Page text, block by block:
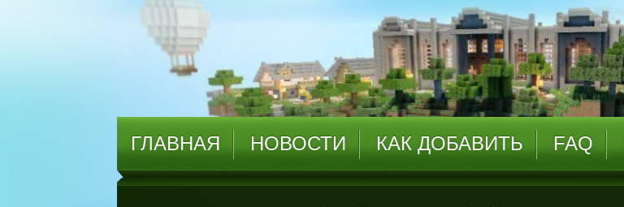
ГЛАВНАЯ НОВОСТИ КАК ДОБАВИТЬ FAQ